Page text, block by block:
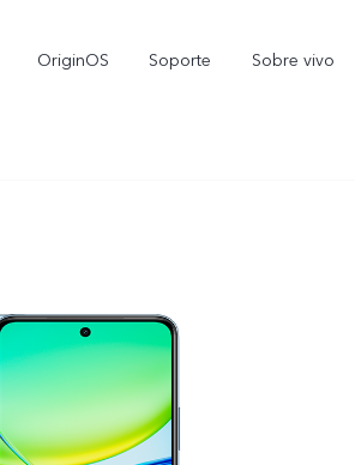
OriginOS Soporte Sobre vivo